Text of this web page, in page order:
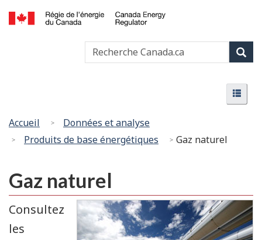
Passer
au
contenu
principal
Version
HTML
simplifiée
l’énergie
du
Canada
Vous
êtes
Accueil
Données et analyse
Produits de base énergétiques
Gaz naturel
Gaz naturel
Consultez
les